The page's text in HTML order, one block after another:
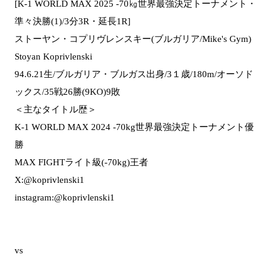
[K-1 WORLD MAX 2025 -70㎏世界最強決定トーナメント・
準々決勝(1)/3分3R・延長1R]
ストーヤン・コプリヴレンスキー(ブルガリア/Mike's Gym)
Stoyan Koprivlenski
94.6.21生/ブルガリア・ブルガス出身/3１歳/180m/オーソド
ックス/35戦26勝(9KO)9敗
＜主なタイトル歴＞
K-1 WORLD MAX 2024 -70kg世界最強決定トーナメント優
勝
MAX FIGHTライト級(-70kg)王者
X:@koprivlenski1
instagram:@koprivlenski1
vs